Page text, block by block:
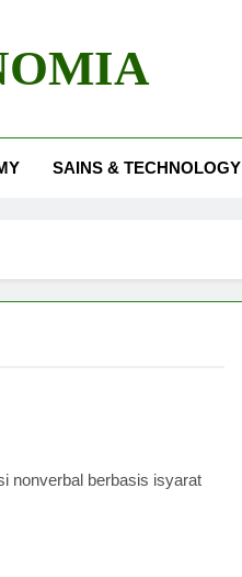
SAINS & TECHNOLOGY
nonverbal berbasis isyarat